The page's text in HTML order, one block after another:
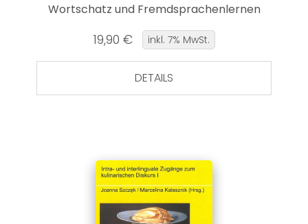
Wortschatz und Fremdsprachenlernen
19,90 € inkl. 7% MwSt.
DETAILS